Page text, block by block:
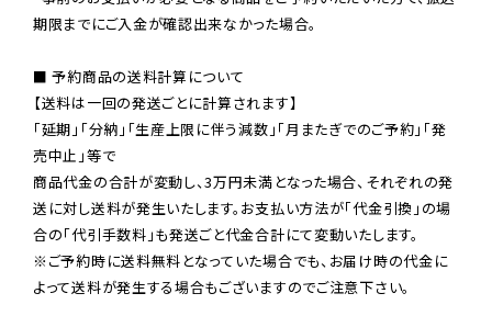
期限までにご入金が確認出来なかった場合。
■ 予約商品の送料計算について
【送料は一回の発送ごとに計算されます】
「延期」「分納」「生産上限に伴う減数」「月またぎでのご予約」「発
売中止」等で
商品代金の合計が変動し、3万円未満となった場合、それぞれの発
送に対し送料が発生いたします。お支払い方法が「代金引換」の場
※ご予約時に送料無料となっていた場合でも、お届け時の代金に
よって送料が発生する場合もございますのでご注意下さい。